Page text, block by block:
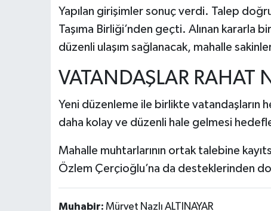
Yapılan girişimler sonuç verdi. Talep
Taşıma Birliği’nden geçti. Alınan kararla
düzenli ulaşım sağlanacak, mahalle
VATANDAŞLAR RAHAT
Yeni düzenleme ile birlikte vatandaşların
daha kolay ve düzenli hale gelmesi
Mahalle muhtarlarının ortak talebine
Özlem Çerçioğlu’na da desteklerinden
Muhabir: Mürvet Nazlı ALTINAYAR